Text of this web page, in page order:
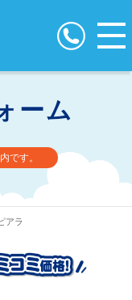
ーム
です。
アラ